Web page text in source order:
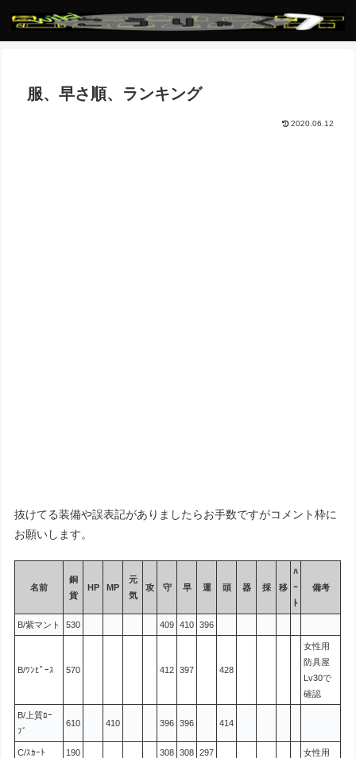
服、早さ順、ランキング
2020.06.12
抜けてる装備や誤表記がありましたらお手数ですがコメント枠に
お願いします。
名前
銅
貨
HP MP
元
気
攻 守 早 運 頭 器 採 移
ﾊ
ｰ
ﾄ
備考
B/紫マント 530 409 410 396
B/ﾜﾝﾋﾟｰｽ 570 412 397 428
女性用
防具屋
Lv30で
確認
B/上質ﾛｰ
ﾌﾞ
610 410 396 396 414
C/ｽｶｰﾄ 190 308 308 297 女性用